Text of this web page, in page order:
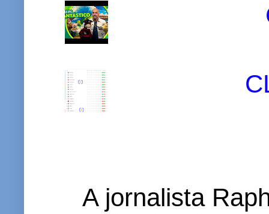
A jornalista